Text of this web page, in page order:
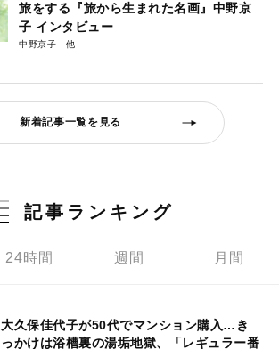
旅をする『旅から生まれた名画』中野京
子 インタビュー
中野京子
新着記事一覧を見る
記事ランキング
24時間 週間 月間
大久保佳代子が50代でマンション購入…き
っかけは浴槽裏の湯垢地獄、「レギュラー番